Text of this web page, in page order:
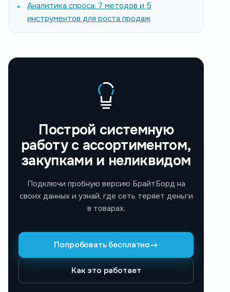
Аналитика спроса: 7 методов и 5
инструментов для роста продаж
Построй системную
работу с ассортиментом,
закупками и неликвидом
Подключи пробную версию БрайтБорд на
своих данных и узнай, где сеть теряет деньги
в товарах.
Попробовать бесплатно→
Как это работает